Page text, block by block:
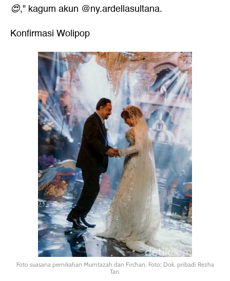
😍," kagum akun @ny.ardellasultana.
Konfirmasi Wolipop
Foto suasana pernikahan Mumtazah dan Firchan. Foto: Dok. pribadi Rezha
Tan.